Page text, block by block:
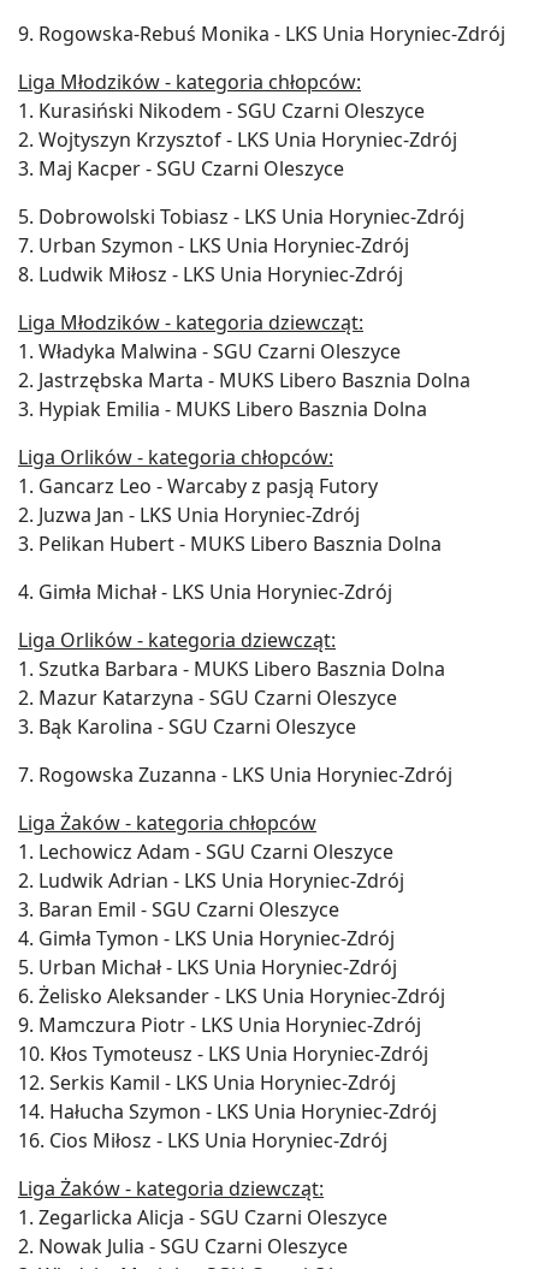
9. Rogowska-Rebuś Monika - LKS Unia Horyniec-Zdrój
Liga Młodzików - kategoria chłopców:
1. Kurasiński Nikodem - SGU Czarni Oleszyce
2. Wojtyszyn Krzysztof - LKS Unia Horyniec-Zdrój
3. Maj Kacper - SGU Czarni Oleszyce
5. Dobrowolski Tobiasz - LKS Unia Horyniec-Zdrój
7. Urban Szymon - LKS Unia Horyniec-Zdrój
8. Ludwik Miłosz - LKS Unia Horyniec-Zdrój
Liga Młodzików - kategoria dziewcząt:
1. Władyka Malwina - SGU Czarni Oleszyce
2. Jastrzębska Marta - MUKS Libero Basznia Dolna
3. Hypiak Emilia - MUKS Libero Basznia Dolna
Liga Orlików - kategoria chłopców:
1. Gancarz Leo - Warcaby z pasją Futory
2. Juzwa Jan - LKS Unia Horyniec-Zdrój
3. Pelikan Hubert - MUKS Libero Basznia Dolna
4. Gimła Michał - LKS Unia Horyniec-Zdrój
Liga Orlików - kategoria dziewcząt:
1. Szutka Barbara - MUKS Libero Basznia Dolna
2. Mazur Katarzyna - SGU Czarni Oleszyce
3. Bąk Karolina - SGU Czarni Oleszyce
7. Rogowska Zuzanna - LKS Unia Horyniec-Zdrój
Liga Żaków - kategoria chłopców
1. Lechowicz Adam - SGU Czarni Oleszyce
2. Ludwik Adrian - LKS Unia Horyniec-Zdrój
3. Baran Emil - SGU Czarni Oleszyce
4. Gimła Tymon - LKS Unia Horyniec-Zdrój
5. Urban Michał - LKS Unia Horyniec-Zdrój
6. Żelisko Aleksander - LKS Unia Horyniec-Zdrój
9. Mamczura Piotr - LKS Unia Horyniec-Zdrój
10. Kłos Tymoteusz - LKS Unia Horyniec-Zdrój
12. Serkis Kamil - LKS Unia Horyniec-Zdrój
14. Hałucha Szymon - LKS Unia Horyniec-Zdrój
16. Cios Miłosz - LKS Unia Horyniec-Zdrój
Liga Żaków - kategoria dziewcząt:
1. Zegarlicka Alicja - SGU Czarni Oleszyce
2. Nowak Julia - SGU Czarni Oleszyce